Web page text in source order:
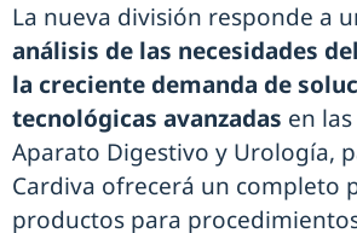
La nueva división responde a
análisis de las necesidades
la creciente demanda de
tecnológicas avanzadas en
Aparato Digestivo y Urología,
Cardiva ofrecerá un completo
productos para